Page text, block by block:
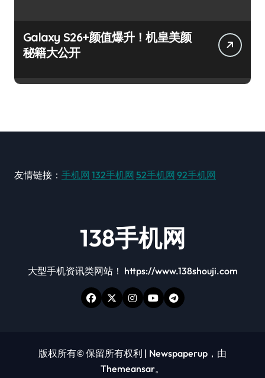
Galaxy S26+颜值爆升！机皇美颜
秘籍大公开
友情链接： 手机网 132手机网 52手机网 92手机网
138手机网
大型手机资讯类网站！ https://www.138shouji.com
版权所有© 保留所有权利 | Newspaperup ，由
Themeansar。